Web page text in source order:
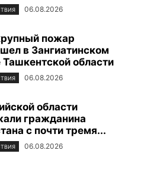
06.08.2026
пожар
в Зангиатинском
Ташкентской области
06.08.2026
области
гражданина
с почти тремя...
06.08.2026